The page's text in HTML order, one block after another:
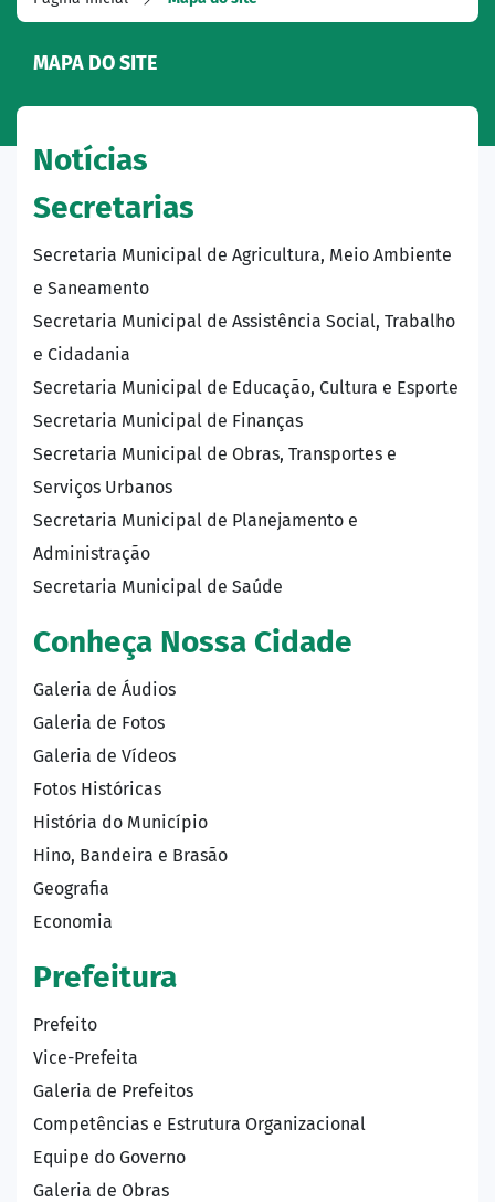
MAPA DO SITE
Notícias
Secretarias
Secretaria Municipal de Agricultura, Meio Ambiente
e Saneamento
Secretaria Municipal de Assistência Social, Trabalho
e Cidadania
Secretaria Municipal de Educação, Cultura e Esporte
Secretaria Municipal de Finanças
Secretaria Municipal de Obras, Transportes e
Serviços Urbanos
Secretaria Municipal de Planejamento e
Administração
Secretaria Municipal de Saúde
Conheça Nossa Cidade
Galeria de Áudios
Galeria de Fotos
Galeria de Vídeos
Fotos Históricas
História do Município
Hino, Bandeira e Brasão
Geografia
Economia
Prefeitura
Prefeito
Vice-Prefeita
Galeria de Prefeitos
Competências e Estrutura Organizacional
Equipe do Governo
Galeria de Obras